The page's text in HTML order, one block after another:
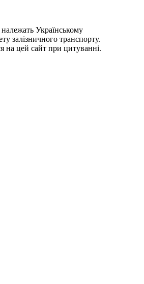
Українському
залізничного транспорту.
на цей сайт при цитуванні.